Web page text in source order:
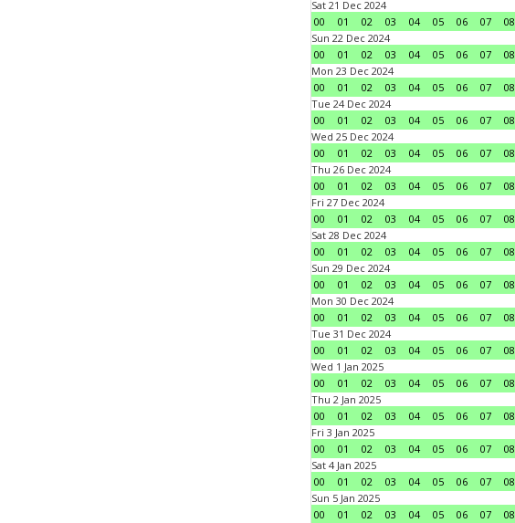
Sat 21 Dec 2024
00
01 02 03 04 05 06 07 08
Sun 22 Dec 2024
00
01 02 03 04 05 06 07 08
Mon 23 Dec 2024
00
01 02 03 04 05 06 07 08
Tue 24 Dec 2024
00
01 02 03 04 05 06 07 08
Wed 25 Dec 2024
00
01 02 03 04 05 06 07 08
Thu 26 Dec 2024
00
01 02 03 04 05 06 07 08
Fri 27 Dec 2024
00
01 02 03 04 05 06 07 08
Sat 28 Dec 2024
00
01 02 03 04 05 06 07 08
Sun 29 Dec 2024
00
01 02 03 04 05 06 07 08
Mon 30 Dec 2024
00
01 02 03 04 05 06 07 08
Tue 31 Dec 2024
00
01 02 03 04 05 06 07 08
Wed 1 Jan 2025
00
01 02 03 04 05 06 07 08
Thu 2 Jan 2025
00
01 02 03 04 05 06 07 08
Fri 3 Jan 2025
00
01 02 03 04 05 06 07 08
Sat 4 Jan 2025
00
01 02 03 04 05 06 07 08
Sun 5 Jan 2025
00
01 02 03 04 05 06 07 08